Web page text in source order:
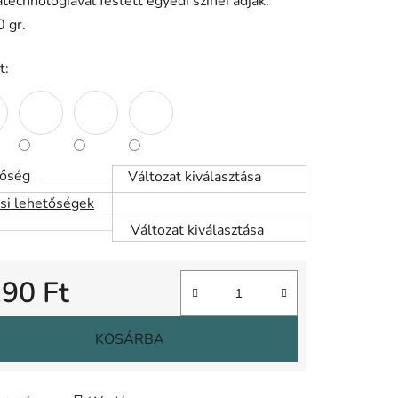
gr.
Változat kiválasztása
lehetőségek
Változat kiválasztása
Ft
KOSÁRBA